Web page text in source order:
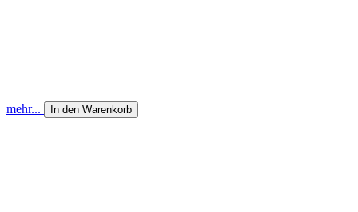
mehr... In den Warenkorb